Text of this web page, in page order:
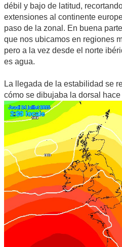
débil y bajo de latitud,
extensiones al continente
paso de la zonal. En buena
que nos ubicamos en regiones
pero a la vez desde el norte
es agua.
La llegada de la estabilidad se
cómo se dibujaba la dorsal